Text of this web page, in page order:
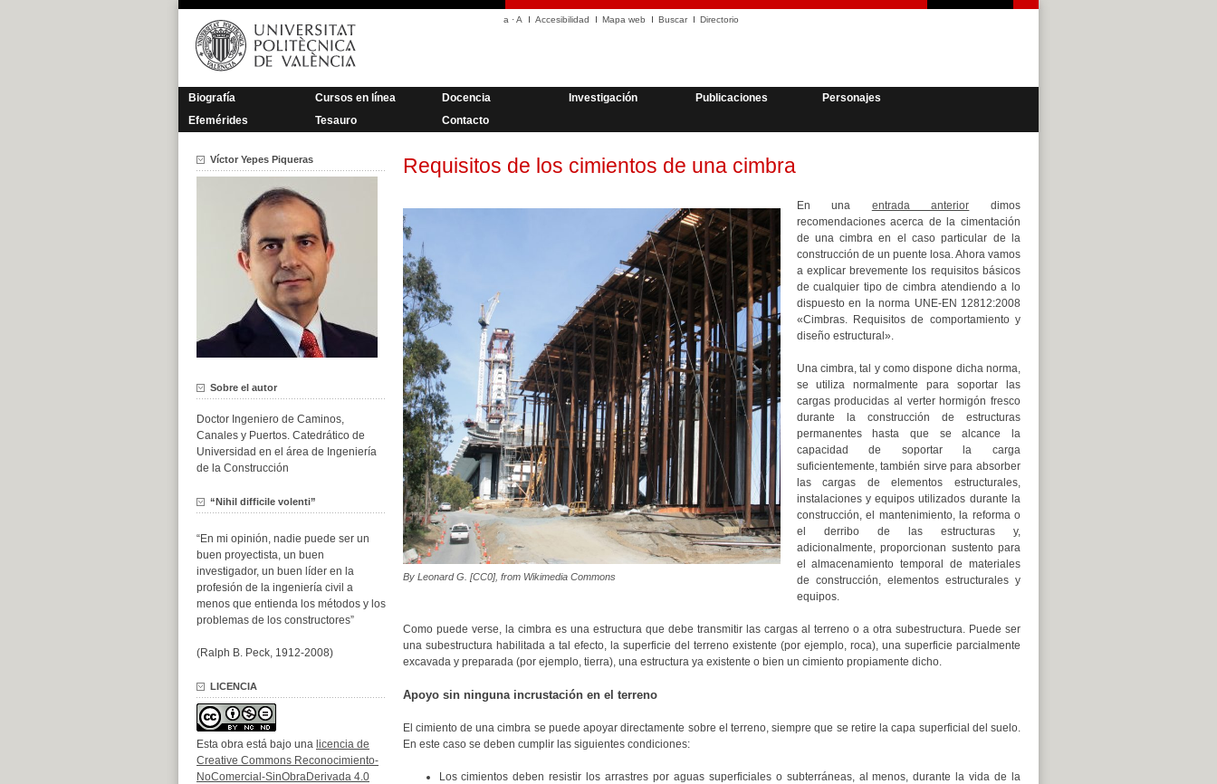
Saltar
contenido
a ·A Accesibilidad Mapa web Buscar Directorio
Biografía Cursos en línea Docencia Investigación Publicaciones
Personajes
Efemérides
Tesauro Contacto
Requisitos de los cimientos de una cimbra
By Leonard G. [CC0], from Wikimedia Commons
En una entrada anterior dimos
recomendaciones acerca de la cimentación
de una cimbra en el caso particular de la
construcción de un puente losa. Ahora vamos
a explicar brevemente los requisitos básicos
de cualquier tipo de cimbra atendiendo a lo
dispuesto en la norma UNE-EN 12812:2008
«Cimbras. Requisitos de comportamiento y
diseño estructural».
Una cimbra, tal y como dispone dicha norma,
se utiliza normalmente para soportar las
cargas producidas al verter hormigón fresco
durante la construcción de estructuras
permanentes hasta que se alcance la
capacidad de soportar la carga
suficientemente, también sirve para absorber
las cargas de elementos estructurales,
instalaciones y equipos utilizados durante la
construcción, el mantenimiento, la reforma o
el derribo de las estructuras y,
adicionalmente, proporcionan sustento para
el almacenamiento temporal de materiales
de construcción, elementos estructurales y
equipos.
Como puede verse, la cimbra es una estructura que debe transmitir las cargas al terreno o a otra subestructura. Puede ser
una subestructura habilitada a tal efecto, la superficie del terreno existente (por ejemplo, roca), una superficie parcialmente
excavada y preparada (por ejemplo, tierra), una estructura ya existente o bien un cimiento propiamente dicho.
Apoyo sin ninguna incrustación en el terreno
El cimiento de una cimbra se puede apoyar directamente sobre el terreno, siempre que se retire la capa superficial del suelo.
En este caso se deben cumplir las siguientes condiciones:
Los cimientos deben resistir los arrastres por aguas superficiales o subterráneas, al menos, durante la vida de la
Víctor Yepes Piqueras
Sobre el autor
Doctor Ingeniero de Caminos,
Canales y Puertos. Catedrático de
Universidad en el área de Ingeniería
de la Construcción
“Nihil difficile volenti”
“En mi opinión, nadie puede ser un
buen proyectista, un buen
investigador, un buen líder en la
profesión de la ingeniería civil a
menos que entienda los métodos y los
problemas de los constructores”
(Ralph B. Peck, 1912-2008)
LICENCIA
Esta obra está bajo una licencia de
Creative Commons Reconocimiento-
NoComercial-SinObraDerivada 4.0